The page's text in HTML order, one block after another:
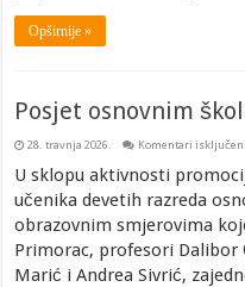
Opširnije »
Posjet osnovnim
28. travnja 2026. Komentari isključeni
U sklopu aktivnosti
učenika devetih razreda
obrazovnim smjerovima
Primorac, profesori Dalibor
Marić i Andrea Sivrić,